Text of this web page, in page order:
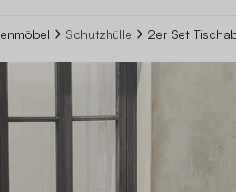
Schutzhülle 2er Set